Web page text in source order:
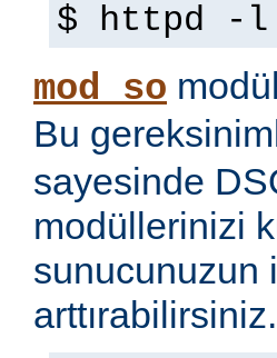
$ httpd -l
mod_so
Bu
sayesinde
modüllerinizi
sunucunuzun